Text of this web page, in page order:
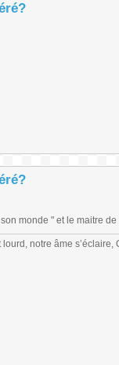
monde " et le maitre
notre âme